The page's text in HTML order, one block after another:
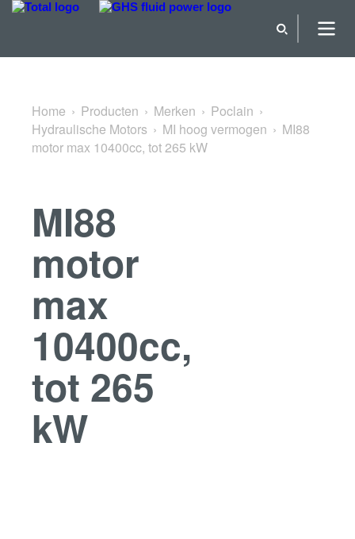
Terug naar MI hoog vermogen
Home Producten Merken
Poclain
Hydraulische Motors
MI hoog vermogen
MI88
motor max 10400cc, tot 265 kW
MI88
motor
max
10400cc,
tot 265
kW